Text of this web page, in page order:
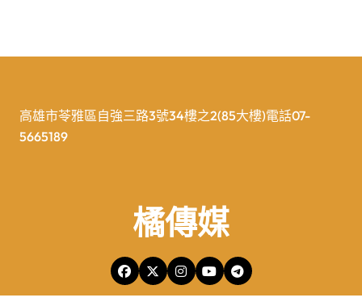
高雄市苓雅區自強三路3號34樓之2(85大樓)電話07-
5665189
橘傳媒